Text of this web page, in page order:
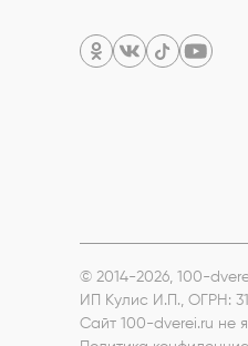
© 2014-2026, 100-
ИП Кулис И.П., ОГРН:
Сайт 100-dverei.ru не